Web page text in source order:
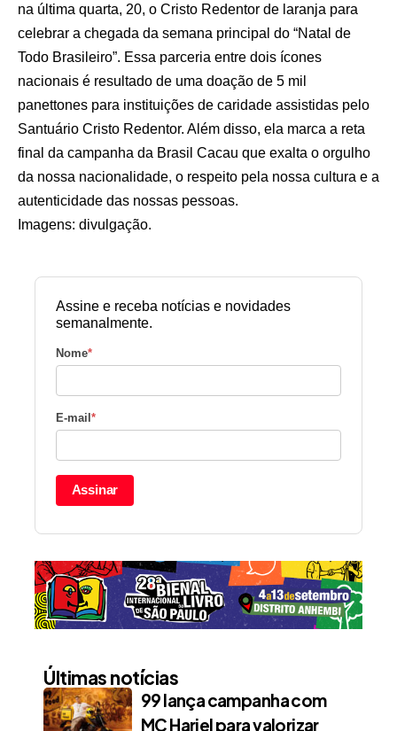
na última quarta, 20, o Cristo Redentor de laranja para
celebrar a chegada da semana principal do “Natal de
Todo Brasileiro”. Essa parceria entre dois ícones
nacionais é resultado de uma doação de 5 mil
panettones para instituições de caridade assistidas pelo
Santuário Cristo Redentor. Além disso, ela marca a reta
final da campanha da Brasil Cacau que exalta o orgulho
da nossa nacionalidade, o respeito pela nossa cultura e a
autenticidade das nossas pessoas.
Imagens: divulgação.
Assine e receba notícias e novidades
semanalmente.
Nome*
E-mail *
Assinar
Últimas notícias
99 lança campanha com
MC Hariel para valorizar